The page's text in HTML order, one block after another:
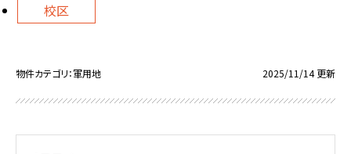
校区
物件カテゴリ：軍用地 2025/11/14 更新